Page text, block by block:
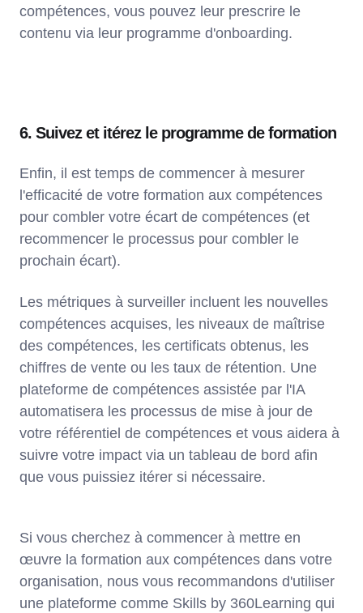
compétences, vous pouvez leur prescrire le
contenu via leur programme d'onboarding.
6. Suivez et itérez le programme de formation
Enfin, il est temps de commencer à mesurer
l'efficacité de votre formation aux compétences
pour combler votre écart de compétences (et
recommencer le processus pour combler le
prochain écart).
Les métriques à surveiller incluent les nouvelles
compétences acquises, les niveaux de maîtrise
des compétences, les certificats obtenus, les
chiffres de vente ou les taux de rétention. Une
plateforme de compétences assistée par l'IA
automatisera les processus de mise à jour de
votre référentiel de compétences et vous aidera à
suivre votre impact via un tableau de bord afin
que vous puissiez itérer si nécessaire.
Si vous cherchez à commencer à mettre en
œuvre la formation aux compétences dans votre
organisation, nous vous recommandons d'utiliser
une plateforme comme Skills by 360Learning qui